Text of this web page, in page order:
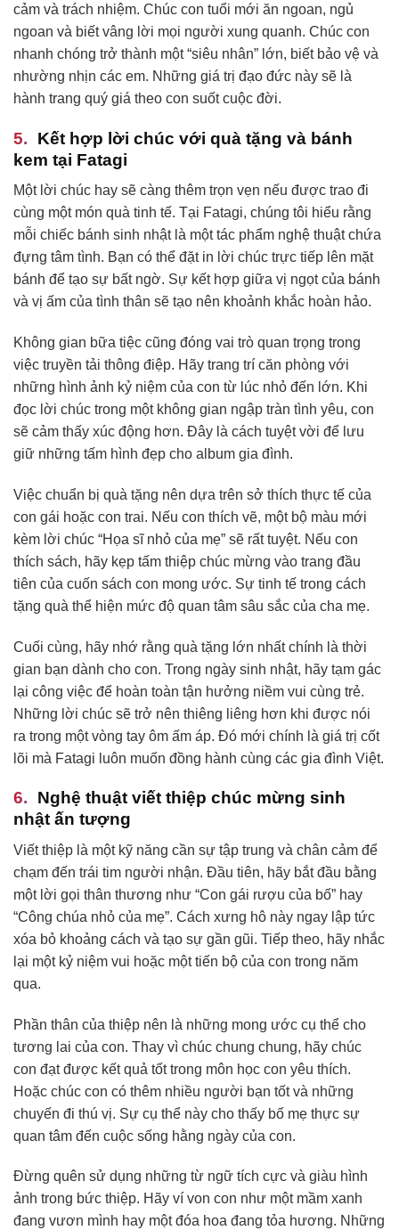
cảm và trách nhiệm. Chúc con tuổi mới ăn ngoan, ngủ
ngoan và biết vâng lời mọi người xung quanh. Chúc con
nhanh chóng trở thành một “siêu nhân” lớn, biết bảo vệ và
nhường nhịn các em. Những giá trị đạo đức này sẽ là
hành trang quý giá theo con suốt cuộc đời.
Kết hợp lời chúc với quà tặng và bánh
kem tại Fatagi
Một lời chúc hay sẽ càng thêm trọn vẹn nếu được trao đi
cùng một món quà tinh tế. Tại Fatagi, chúng tôi hiểu rằng
mỗi chiếc bánh sinh nhật là một tác phẩm nghệ thuật chứa
đựng tâm tình. Bạn có thể đặt in lời chúc trực tiếp lên mặt
bánh để tạo sự bất ngờ. Sự kết hợp giữa vị ngọt của bánh
và vị ấm của tình thân sẽ tạo nên khoảnh khắc hoàn hảo.
Không gian bữa tiệc cũng đóng vai trò quan trọng trong
việc truyền tải thông điệp. Hãy trang trí căn phòng với
những hình ảnh kỷ niệm của con từ lúc nhỏ đến lớn. Khi
đọc lời chúc trong một không gian ngập tràn tình yêu, con
sẽ cảm thấy xúc động hơn. Đây là cách tuyệt vời để lưu
giữ những tấm hình đẹp cho album gia đình.
Việc chuẩn bị quà tặng nên dựa trên sở thích thực tế của
con gái hoặc con trai. Nếu con thích vẽ, một bộ màu mới
kèm lời chúc “Họa sĩ nhỏ của mẹ” sẽ rất tuyệt. Nếu con
thích sách, hãy kẹp tấm thiệp chúc mừng vào trang đầu
tiên của cuốn sách con mong ước. Sự tinh tế trong cách
tặng quà thể hiện mức độ quan tâm sâu sắc của cha mẹ.
Cuối cùng, hãy nhớ rằng quà tặng lớn nhất chính là thời
gian bạn dành cho con. Trong ngày sinh nhật, hãy tạm gác
lại công việc để hoàn toàn tận hưởng niềm vui cùng trẻ.
Những lời chúc sẽ trở nên thiêng liêng hơn khi được nói
ra trong một vòng tay ôm ấm áp. Đó mới chính là giá trị cốt
lõi mà Fatagi luôn muốn đồng hành cùng các gia đình Việt.
Nghệ thuật viết thiệp chúc mừng sinh
nhật ấn tượng
Viết thiệp là một kỹ năng cần sự tập trung và chân cảm để
chạm đến trái tim người nhận. Đầu tiên, hãy bắt đầu bằng
một lời gọi thân thương như “Con gái rượu của bố” hay
“Công chúa nhỏ của mẹ”. Cách xưng hô này ngay lập tức
xóa bỏ khoảng cách và tạo sự gần gũi. Tiếp theo, hãy nhắc
lại một kỷ niệm vui hoặc một tiến bộ của con trong năm
qua.
Phần thân của thiệp nên là những mong ước cụ thể cho
tương lai của con. Thay vì chúc chung chung, hãy chúc
con đạt được kết quả tốt trong môn học con yêu thích.
Hoặc chúc con có thêm nhiều người bạn tốt và những
chuyến đi thú vị. Sự cụ thể này cho thấy bố mẹ thực sự
quan tâm đến cuộc sống hằng ngày của con.
Đừng quên sử dụng những từ ngữ tích cực và giàu hình
ảnh trong bức thiệp. Hãy ví von con như một mầm xanh
đang vươn mình hay một đóa hoa đang tỏa hương. Những